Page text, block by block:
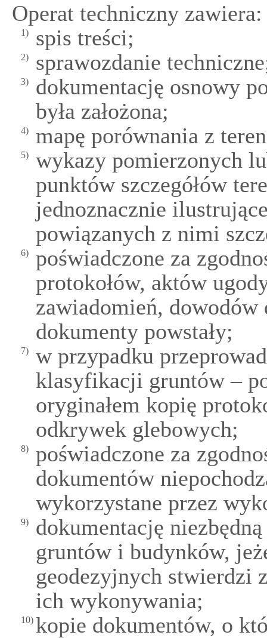
Operat techniczny zawiera:
1) spis treści;
2) sprawozdanie
3)
dokumentację osnowy
była założona;
4) mapę porównania z
5)
wykazy pomierzonych
punktów szczegółów
jednoznacznie
powiązanych z nimi
6)
poświadczone za
protokołów, aktów
zawiadomień,
dokumenty powstały;
7)
w przypadku
klasyfikacji gruntów –
oryginałem kopię
odkrywek glebowych;
8)
poświadczone za
dokumentów
wykorzystane przez
9)
dokumentację
gruntów i budynków,
geodezyjnych stwierdzi
ich wykonywania;
10) kopie dokumentów, o